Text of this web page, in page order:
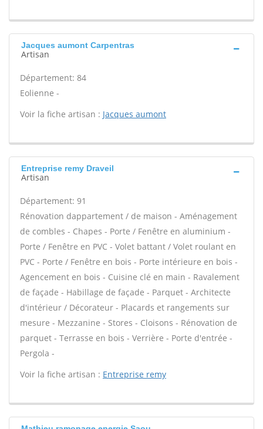
Jacques aumont Carpentras
Artisan
Département: 84
Eolienne -
Voir la fiche artisan : Jacques aumont
Entreprise remy Draveil
Artisan
Département: 91
Rénovation dappartement / de maison - Aménagement
de combles - Chapes - Porte / Fenêtre en aluminium -
Porte / Fenêtre en PVC - Volet battant / Volet roulant en
PVC - Porte / Fenêtre en bois - Porte intérieure en bois -
Agencement en bois - Cuisine clé en main - Ravalement
de façade - Habillage de façade - Parquet - Architecte
d'intérieur / Décorateur - Placards et rangements sur
mesure - Mezzanine - Stores - Cloisons - Rénovation de
parquet - Terrasse en bois - Verrière - Porte d'entrée -
Pergola -
Voir la fiche artisan : Entreprise remy